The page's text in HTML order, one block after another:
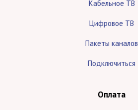
Кабельное ТВ
Цифровое ТВ
Пакеты каналов
Подключиться
Оплата